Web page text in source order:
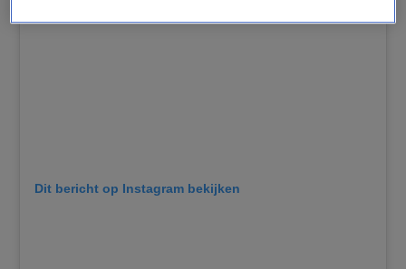
Dit bericht op Instagram bekijken